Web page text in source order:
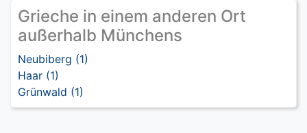
Grieche in einem anderen Ort
außerhalb Münchens
Neubiberg (1)
Haar (1)
Grünwald (1)